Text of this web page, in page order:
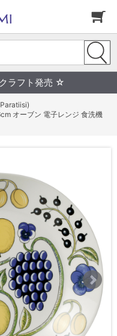
ラフト発売 ☆
オーブン 電子レンジ 食洗機